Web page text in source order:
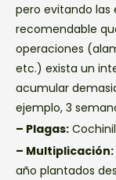
pero evitando las
recomendable
operaciones
etc.) exista un
acumular
ejemplo, 3
– Plagas:
– Multiplicación:
año plantados